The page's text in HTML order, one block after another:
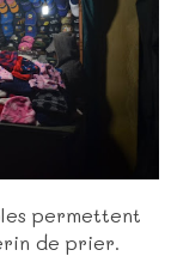
permettent
de prier.